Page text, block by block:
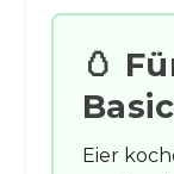
🥚
Eier